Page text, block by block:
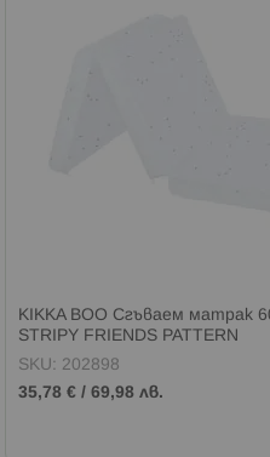
KIKKA BOO Сгъваем матрак
STRIPY FRIENDS PATTERN
SKU: 202898
35,78 € /69,98 лв.